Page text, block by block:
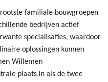
familiale bouwgroepen
bedrijven actief
specialisaties, waardoor
oplossingen kunnen
Willemen
plaats in als de twee